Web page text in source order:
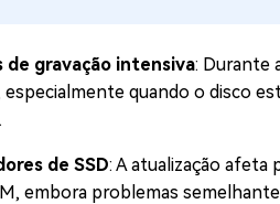
de gravação intensiva: Durante
quando o disco
de SSD: A atualização
embora problemas